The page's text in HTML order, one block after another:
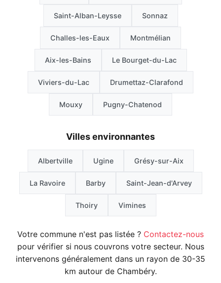
Saint-Alban-Leysse Sonnaz
Challes-les-Eaux Montmélian
Aix-les-Bains Le Bourget-du-Lac
Viviers-du-Lac Drumettaz-Clarafond
Mouxy Pugny-Chatenod
Villes environnantes
Albertville Ugine Grésy-sur-Aix
La Ravoire Barby Saint-Jean-d'Arvey
Thoiry Vimines
Votre commune n'est pas listée ? Contactez-nous
pour vérifier si nous couvrons votre secteur. Nous
intervenons généralement dans un rayon de 30-35
km autour de Chambéry.